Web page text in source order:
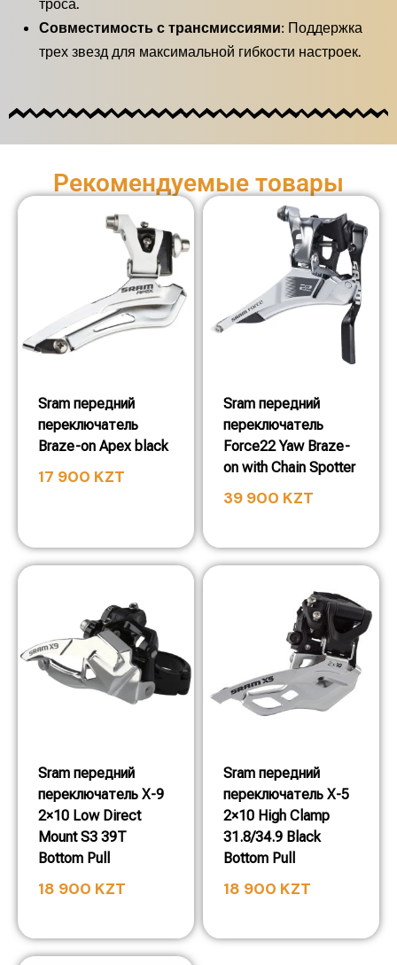
троса.
Совместимость с трансмиссиями: Поддержка
трех звезд для максимальной гибкости настроек.
Рекомендуемые товары
Sram передний
переключатель
Braze-on Apex black
17 900 KZT
Sram передний
переключатель
Force22 Yaw Braze-
on with Chain Spotter
39 900 KZT
Sram передний
переключатель X-9
2×10 Low Direct
Mount S3 39T
Bottom Pull
18 900 KZT
Sram передний
переключатель X-5
2×10 High Clamp
31.8/34.9 Black
Bottom Pull
18 900 KZT